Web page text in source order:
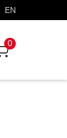
EN
0